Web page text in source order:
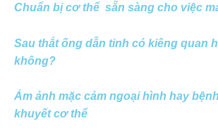
Chuẩn bị cơ thể sẵn sàng cho việc
Sau thắt ống dẫn tinh có kiêng quan
không?
Ám ảnh mặc cảm ngoại hình hay
khuyết cơ thể